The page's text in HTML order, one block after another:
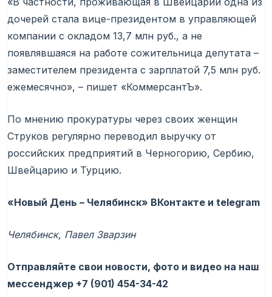
дочерей стала вице-президентом в управляющей
компании с окладом 13,7 млн руб., а не
появлявшаяся на работе сожительница депутата –
заместителем президента с зарплатой 7,5 млн руб.
ежемесячно», – пишет «КоммерсантЪ».
По мнению прокуратуры через своих женщин
Струков регулярно переводил выручку от
российских предприятий в Черногорию, Сербию,
Швейцарию и Турцию.
«Новый День – Челябинск» ВКонтакте и telegram
Челябинск, Павел Зварзин
Отправляйте свои новости, фото и видео на наш
мессенджер +7 (901) 454-34-42